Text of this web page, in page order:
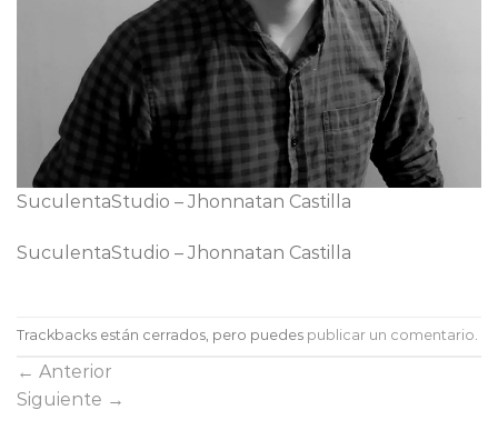
SuculentaStudio – Jhonnatan Castilla
SuculentaStudio – Jhonnatan Castilla
Trackbacks están cerrados, pero puedes publicar un comentario.
← Anterior
Siguiente →